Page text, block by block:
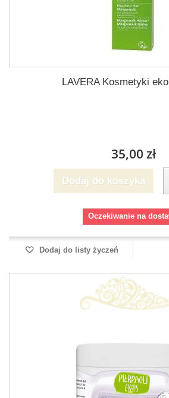
LAVERA Kosmetyki
35,00 zł
Dodaj do koszyka
Oczekiwanie na
Dodaj do listy życzeń